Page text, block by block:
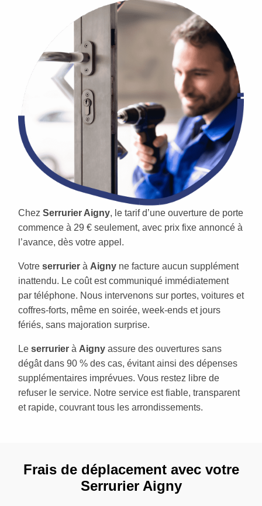
Chez Serrurier Aigny, le tarif d’une ouverture de porte
commence à 29 € seulement, avec prix fixe annoncé à
l’avance, dès votre appel.
Votre serrurier à Aigny ne facture aucun supplément
inattendu. Le coût est communiqué immédiatement
par téléphone. Nous intervenons sur portes, voitures et
coffres-forts, même en soirée, week-ends et jours
fériés, sans majoration surprise.
Le serrurier à Aigny assure des ouvertures sans
dégât dans 90 % des cas, évitant ainsi des dépenses
supplémentaires imprévues. Vous restez libre de
refuser le service. Notre service est fiable, transparent
et rapide, couvrant tous les arrondissements.
Frais de déplacement avec votre
Serrurier Aigny